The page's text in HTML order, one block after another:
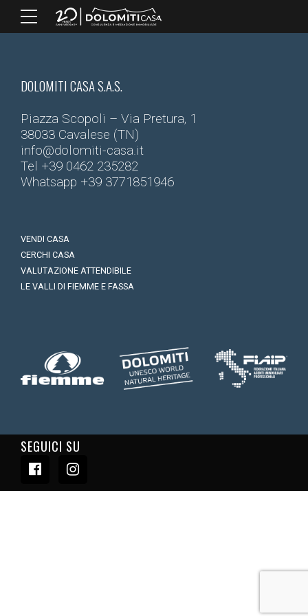
DOLOMITI CASA S.A.S.
Piazza Scopoli – Via Pretura, 1
38033 Cavalese (TN)
info@dolomiti-casa.it
Tel +39 0462 235282
Whatsapp +39 3771851946
VENDI CASA
CERCHI CASA
VALUTAZIONE ATTENDIBILE
LE VALLI DI FIEMME E FASSA
SEGUICI SU